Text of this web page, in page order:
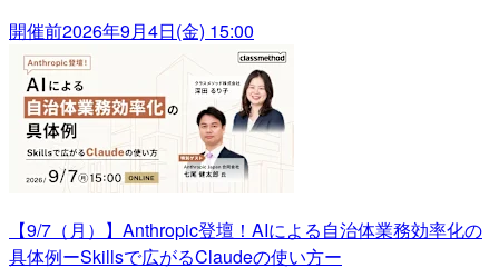
開催前2026年9月4日(金) 15:00
【9/7（月）】Anthropic登壇！AIによる自治体業務効率化の
具体例ーSkillsで広がるClaudeの使い方ー